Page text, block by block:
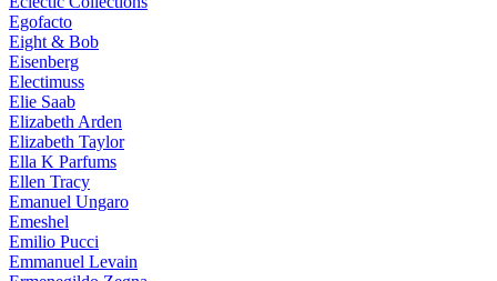
Egofacto
Eight & Bob
Eisenberg
Electimuss
Elie Saab
Elizabeth Arden
Elizabeth Taylor
Ella K Parfums
Ellen Tracy
Emanuel Ungaro
Emeshel
Emilio Pucci
Emmanuel Levain